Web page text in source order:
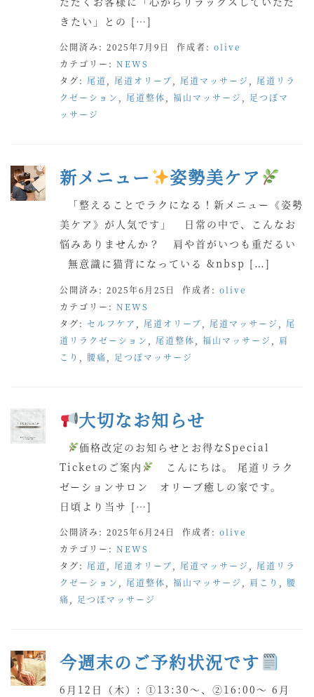
きたい」との […]
公開済み: 2025年7月9日 作成者: olive
カテゴリー: NEWS
タグ: 尾道 尾道オリーブ 尾道マッサージ
尾道リラ
クゼーション
尾道整体 福山マッサージ
足つぼマ
ッサージ
新メニュー 姿勢美ケア
「整えることでラクになる！新メニュー《姿勢
美ケア》が人気です」 日常の中で、こんなお
悩みありませんか？ 肩や首がいつも重だるい
無意識に猫背になっている &nbsp […]
公開済み: 2025年6月25日 作成者: olive
カテゴリー: NEWS
タグ: セルフケア 尾道オリーブ 尾道マッサージ
尾
道リラクゼーション
尾道整体 福山マッサージ
肩
こり
腰痛 足つぼマッサージ
大切なお知らせ
価格改定のお知らせとお得なSpecial
Ticketのご案内
こんにちは。 尾道リラク
ゼーションサロン オリーブ癒しの家です。
日頃より当サ […]
公開済み: 2025年6月24日 作成者: olive
カテゴリー: NEWS
タグ: 尾道 尾道オリーブ 尾道マッサージ
尾道リラ
クゼーション
尾道整体 福山マッサージ 肩こり
腰
痛
足つぼマッサージ
今週末のご予約状況です
6月12日（木）: ①13:30～、②16:00～ 6月